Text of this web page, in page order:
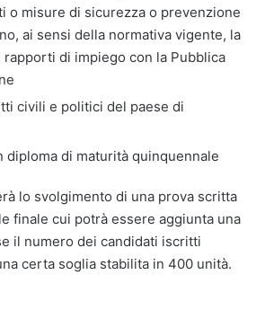
o misure di sicurezza o prevenzione
ai sensi della normativa vigente, la
di impiego con la Pubblica
civili e politici del paese di
diploma di maturità quinquennale
lo svolgimento di una prova scritta
finale cui potrà essere aggiunta una
il numero dei candidati iscritti
certa soglia stabilita in 400 unità.